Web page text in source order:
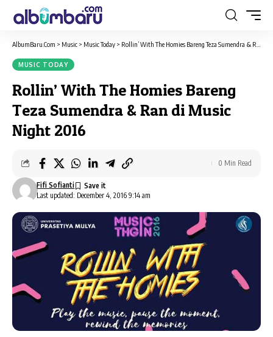
AlbumBaru.Com > Music > Music Today > Rollin’ With The Homies Bareng Teza Sumendra & Ran di Music Night 2016
MUSIC TODAY
Rollin’ With The Homies Bareng
Teza Sumendra & Ran di Music
Night 2016
Last updated: December 4, 2016 9:14 am
Fifi Sofianti
0 Min Read